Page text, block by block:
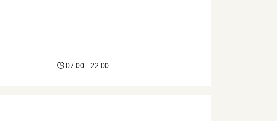
07:00 - 22:00